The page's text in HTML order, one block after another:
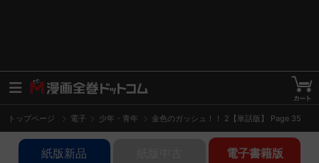
トップページ 電子 少年・青年 金色のガッシュ！！ 2【単話版】 Page 35
紙版新品 電子書籍版